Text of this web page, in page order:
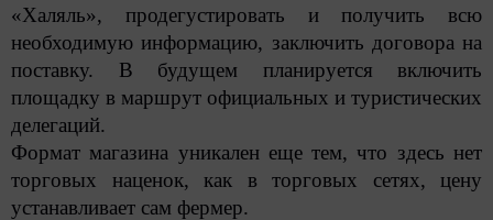
«Халяль», продегустировать и получить всю
необходимую информацию, заключить договора на
поставку. В будущем планируется включить
площадку в маршрут официальных и туристических
делегаций.
Формат магазина уникален еще тем, что здесь нет
торговых наценок, как в торговых сетях, цену
устанавливает сам фермер.